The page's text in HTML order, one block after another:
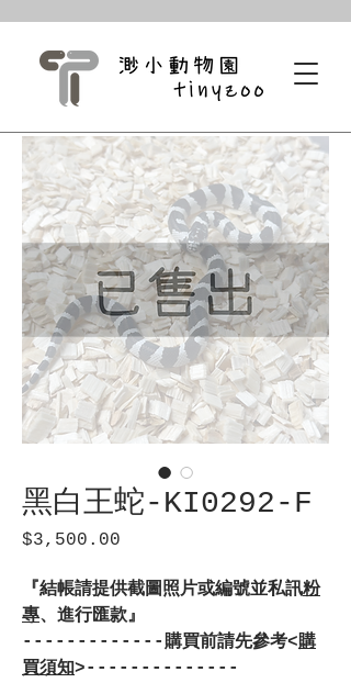
黑白王蛇-KI0292-F
$3,500.00
『結帳請提供截圖照片或編號並私訊粉
專、進行匯款』
-------------購買前請先參考<購
買須知>--------------